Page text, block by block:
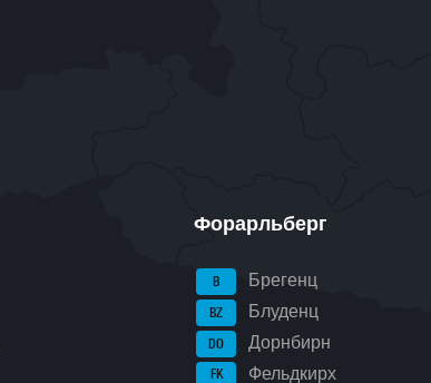
Форарльберг
B Брегенц
BZ Блуденц
DO Дорнбирн
FK Фельдкирх